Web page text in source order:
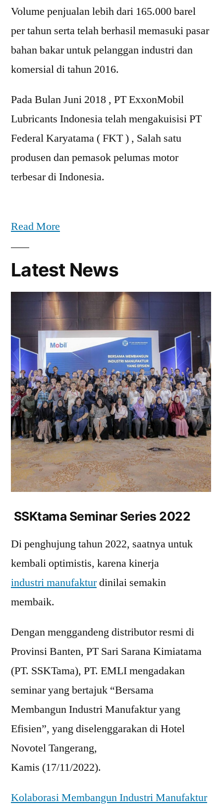
Volume penjualan lebih dari 165.000 barel
per tahun serta telah berhasil memasuki pasar
bahan bakar untuk pelanggan industri dan
komersial di tahun 2016.
Pada Bulan Juni 2018 , PT ExxonMobil
Lubricants Indonesia telah mengakuisisi PT
Federal Karyatama ( FKT ) , Salah satu
produsen dan pemasok pelumas motor
terbesar di Indonesia.
Read More
Latest News
SSKtama Seminar Series 2022
Di penghujung tahun 2022, saatnya untuk
kembali optimistis, karena kinerja
industri manufakturdinilai semakin
membaik.
Dengan menggandeng distributor resmi di
Provinsi Banten, PT Sari Sarana Kimiatama
(PT. SSKTama), PT. EMLI mengadakan
seminar yang bertajuk “Bersama
Membangun Industri Manufaktur yang
Efisien”, yang diselenggarakan di Hotel
Novotel Tangerang,
Kamis (17/11/2022).
Kolaborasi Membangun Industri Manufaktur